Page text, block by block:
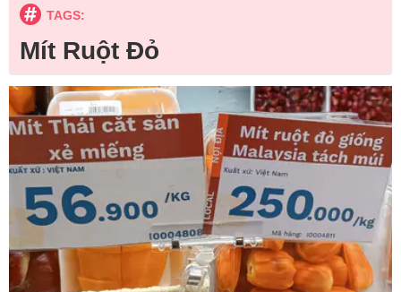
TAGS:
Mít Ruột Đỏ